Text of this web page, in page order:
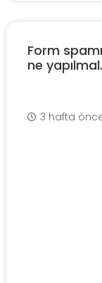
Form
ne
3 hafta